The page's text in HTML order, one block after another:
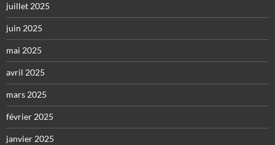
juillet 2025
juin 2025
mai 2025
avril 2025
mars 2025
février 2025
janvier 2025